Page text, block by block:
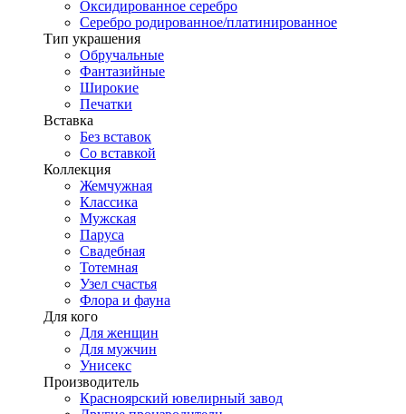
Оксидированное серебро
Серебро родированное/платинированное
Тип украшения
Обручальные
Фантазийные
Широкие
Печатки
Вставка
Без вставок
Со вставкой
Коллекция
Жемчужная
Классика
Мужская
Паруса
Свадебная
Тотемная
Узел счастья
Флора и фауна
Для кого
Для женщин
Для мужчин
Унисекс
Производитель
Красноярский ювелирный завод